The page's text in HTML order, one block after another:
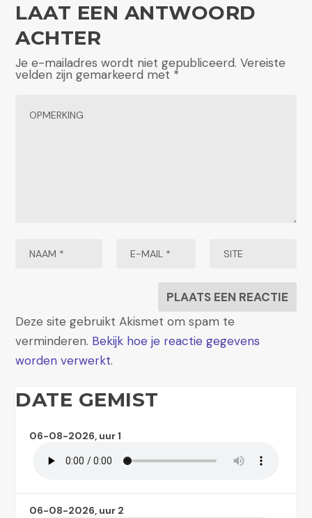
LAAT EEN ANTWOORD
ACHTER
Je e-mailadres wordt niet gepubliceerd. Vereiste
velden zijn gemarkeerd met *
Deze site gebruikt Akismet om spam te
verminderen. Bekijk hoe je reactie gegevens
worden verwerkt.
DATE GEMIST
06-08-2026, uur 1
06-08-2026, uur 2